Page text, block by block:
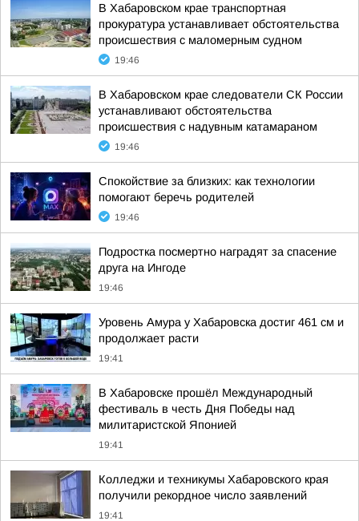
В Хабаровском крае транспортная
прокуратура устанавливает обстоятельства
происшествия с маломерным судном
19:46
В Хабаровском крае следователи СК России
устанавливают обстоятельства
происшествия с надувным катамараном
19:46
Спокойствие за близких: как технологии
помогают беречь родителей
19:46
Подростка посмертно наградят за спасение
друга на Ингоде
19:46
Уровень Амура у Хабаровска достиг 461 см и
продолжает расти
19:41
В Хабаровске прошёл Международный
фестиваль в честь Дня Победы над
милитаристской Японией
19:41
Колледжи и техникумы Хабаровского края
получили рекордное число заявлений
19:41